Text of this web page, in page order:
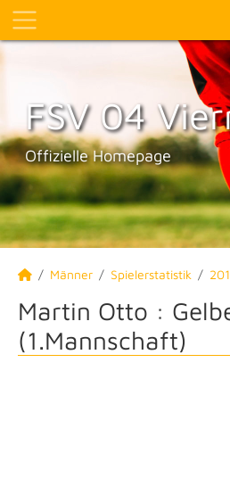
FSV 04
Offizielle Homepage
Männer Spielerstatistik
Martin Otto :
(1.Mannschaft)